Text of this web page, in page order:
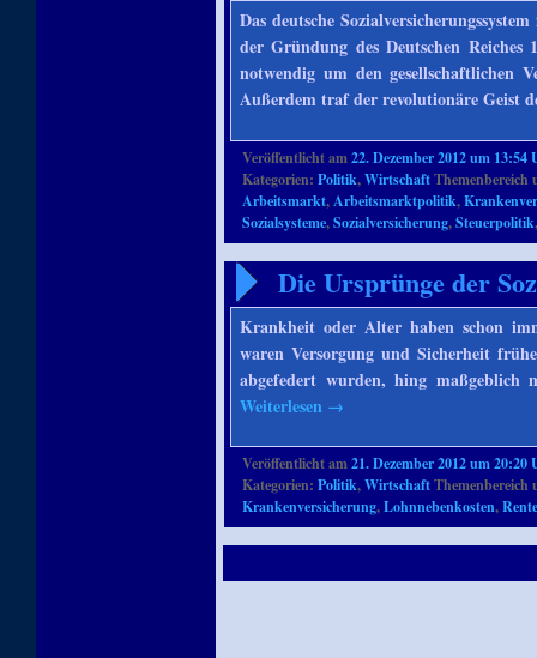
Das deutsche
der Gründung des Deutschen Reiches
notwendig um den
Außerdem traf der revolutionäre Geist
Veröffentlicht am22. Dezember 2012 um 13:54
Kategorien:Politik,Wirtschaft
Arbeitsmarkt,Arbeitsmarktpolitik,
Sozialsysteme,Sozialversicherung,Steuerpolitik
Die Ursprünge der
Krankheit oder Alter haben schon
waren Versorgung und Sicherheit
abgefedert wurden, hing
Weiterlesen →
Veröffentlicht am21. Dezember 2012 um 20:20
Kategorien:Politik,Wirtschaft
Krankenversicherung,Lohnnebenkosten,